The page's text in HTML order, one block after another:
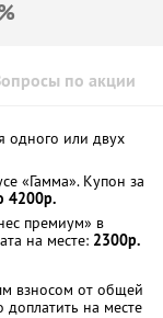
по акции
одного или двух
«Гамма». Купон за
4200р.
премиум» в
на месте: 2300р.
взносом от общей
на месте